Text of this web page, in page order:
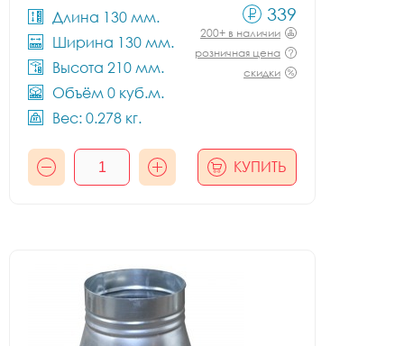
Длина 130 мм.
Ширина 130 мм.
Высота 210 мм.
Объём 0 куб.м.
Вес: 0.278 кг.
339
200+ в наличии
розничная цена
скидки
КУПИТЬ